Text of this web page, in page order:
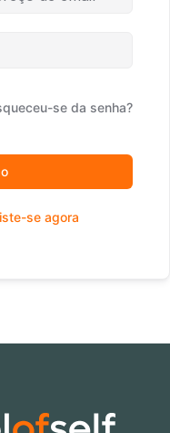
se da senha?
se agora